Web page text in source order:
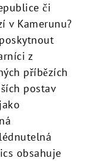
či
v Kamerunu?
z
příbězích
postav
obsahuje